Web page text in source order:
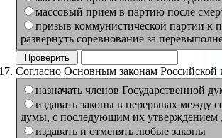
массовый прием в партию после
призыв коммунистической партии
развернуть соревнование за
Согласно Основным законам
назначать членов Государственной
издавать законы в перерывах между
думы, с последующим их
издавать и отменять любые законы